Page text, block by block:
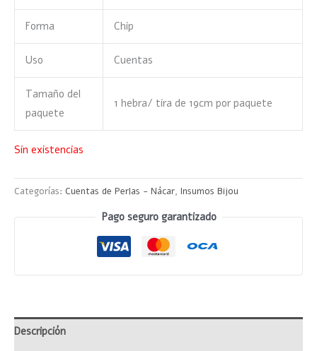
Forma Chip
Uso Cuentas
Tamaño del
paquete
1 hebra/ tira de 19cm por paquete
Sin existencias
Categorías: Cuentas de Perlas - Nácar, Insumos Bijou
Pago seguro garantizado
Descripción